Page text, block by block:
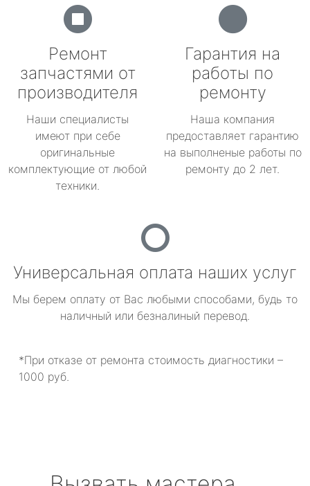
Ремонт
запчастями от
производителя
Наши специалисты
имеют при себе
оригинальные
комплектующие от любой
техники.
Гарантия на
работы по
ремонту
Наша компания
предоставляет гарантию
на выполненые работы по
ремонту до 2 лет.
Универсальная оплата наших услуг
Мы берем оплату от Вас любыми способами, будь то
наличный или безналиный перевод.
*При отказе от ремонта стоимость диагностики –
1000 руб.